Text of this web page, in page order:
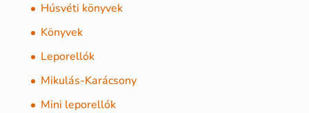
Húsvéti könyvek
Könyvek
Leporellók
Mikulás-Karácsony
Mini leporellók